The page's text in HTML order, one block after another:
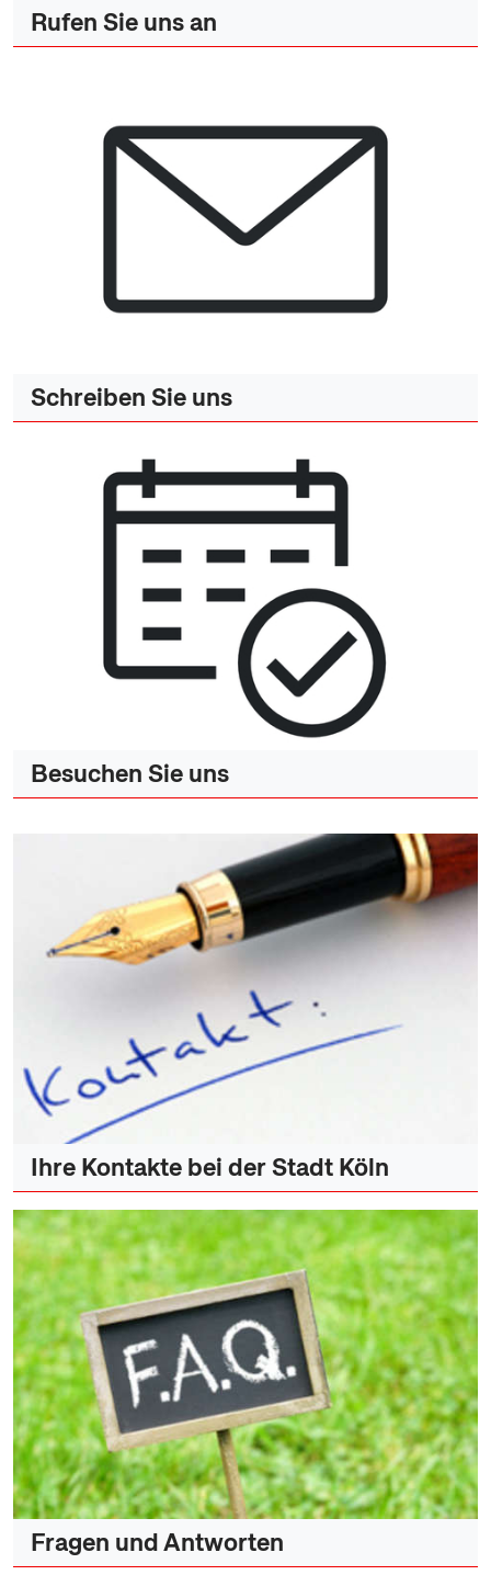
Rufen Sie uns an
Schreiben Sie uns
Besuchen Sie uns
Ihre Kontakte bei der Stadt Köln
Fragen und Antworten